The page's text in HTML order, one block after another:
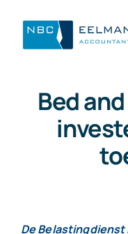
inhoud
Bed
De